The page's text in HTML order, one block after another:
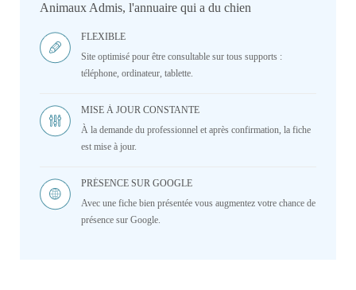
Animaux Admis, l'annuaire qui a du chien
FLEXIBLE
Site optimisé pour être consultable sur tous supports :
téléphone, ordinateur, tablette.
MISE À JOUR CONSTANTE
À la demande du professionnel et après confirmation, la fiche
est mise à jour.
PRÉSENCE SUR GOOGLE
Avec une fiche bien présentée vous augmentez votre chance de
présence sur Google.